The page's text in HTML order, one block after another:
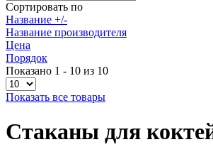
Сортировать по
Название +/-
Название производителя
Цена
Порядок
Показано 1 - 10 из 10
Показать все товары
Стаканы для